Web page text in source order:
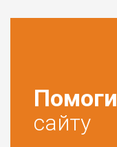
Помоги
сайту